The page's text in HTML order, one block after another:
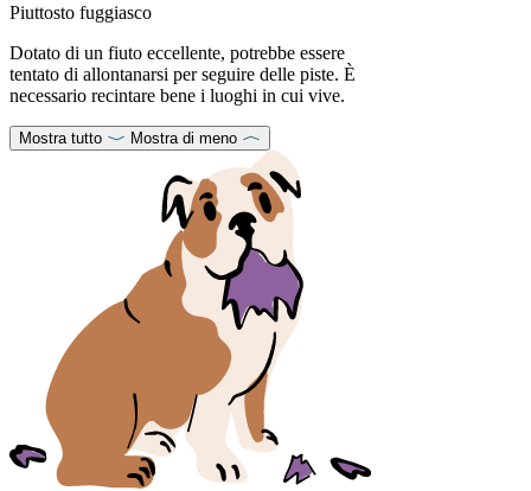
Piuttosto fuggiasco
Dotato di un fiuto eccellente, potrebbe essere
tentato di allontanarsi per seguire delle piste. È
necessario recintare bene i luoghi in cui vive.
Mostra tutto Mostra di meno